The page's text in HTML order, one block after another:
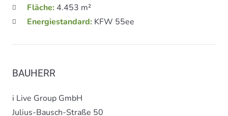
Fläche: 4.453 m²
Energiestandard: KFW 55ee
BAUHERR
i Live Group GmbH
Julius-Bausch-Straße 50